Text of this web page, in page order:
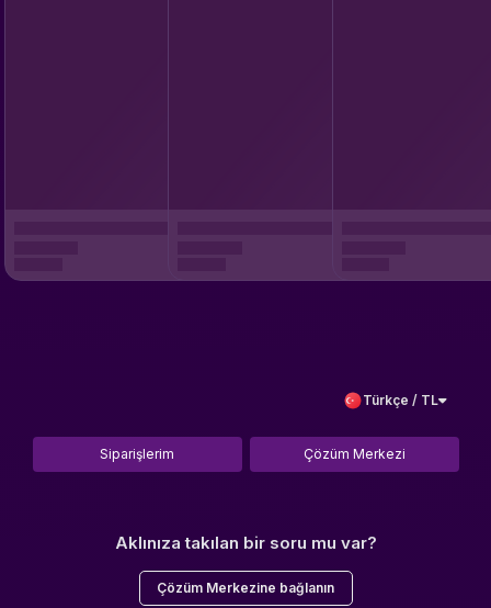
Türkçe / TL
Siparişlerim Çözüm Merkezi
Aklınıza takılan bir soru mu var?
Çözüm Merkezine bağlanın